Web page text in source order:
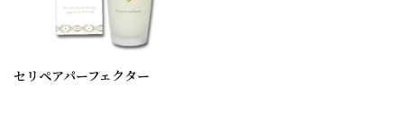
セリペアパーフェクター